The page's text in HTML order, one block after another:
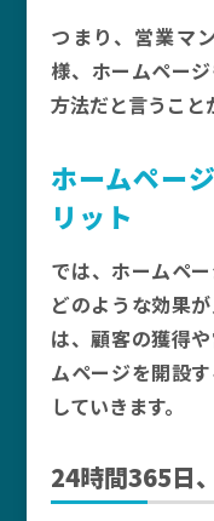
つまり、営業マ
様、ホームペー
方法だと言うこと
ホームペー
リット
では、ホームペ
どのような効果
は、顧客の獲得
ムページを開設
していきます。
24時間365日